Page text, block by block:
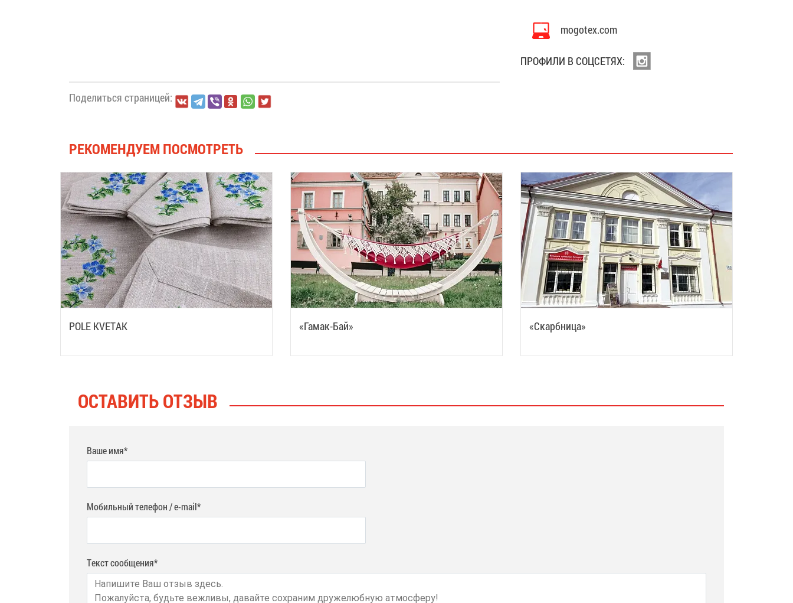
mogotex.com
ПРОФИЛИ В СОЦСЕТЯХ:
Поделиться страницей:
РЕКОМЕНДУЕМ ПОСМОТРЕТЬ
POLE KVETAK «Гамак-Бай» «Скарбница»
ОСТАВИТЬ ОТЗЫВ
Ваше имя*
Мобильный телефон / e-mail*
Текст сообщения*